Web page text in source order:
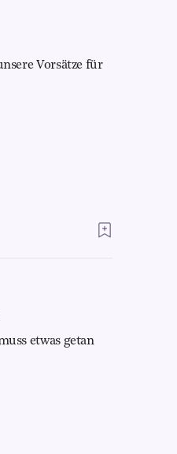
Vorsätze für
etwas getan